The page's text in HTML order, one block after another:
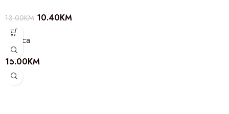
13.00KM 10.40KM
Torbica
15.00KM